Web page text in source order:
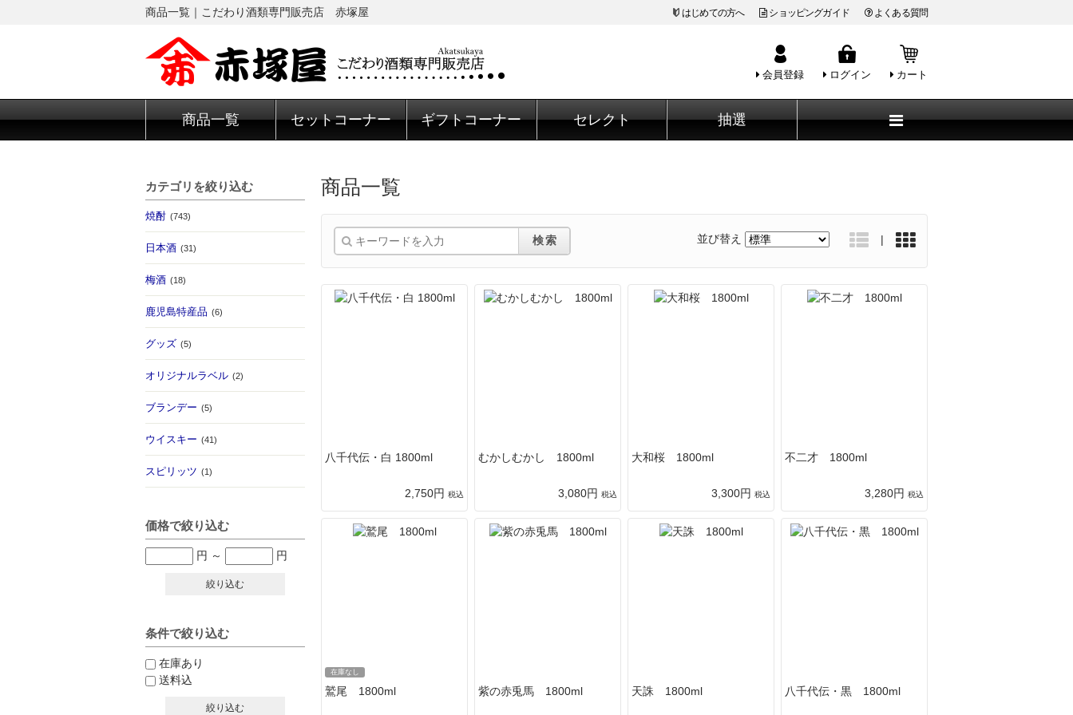
商品一覧｜こだわり酒類専門販売店 赤塚屋 はじめての方へ ショッピングガイド よくある質問
会員登録 ログイン カート
商品一覧 セットコーナー ギフトコーナー セレクト 抽選
カテゴリを絞り込む
焼酎 (743)
日本酒 (31)
梅酒 (18)
鹿児島特産品 (6)
グッズ (5)
オリジナルラベル (2)
ブランデー (5)
ウイスキー (41)
スピリッツ (1)
価格で絞り込む
円 ～ 円
絞り込む
条件で絞り込む
在庫あり
送料込
絞り込む
商品一覧
検索 並び替え
八千代伝・白 1800ml
2,750円 税込
むかしむかし 1800ml
3,080円 税込
大和桜 1800ml
3,300円 税込
不二才 1800ml
3,280円 税込
在庫なし
鷲尾 1800ml 紫の赤兎馬 1800ml 天誅 1800ml 八千代伝・黒 1800ml